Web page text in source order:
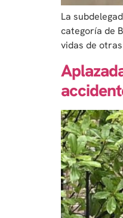
La
categoría de
vidas de